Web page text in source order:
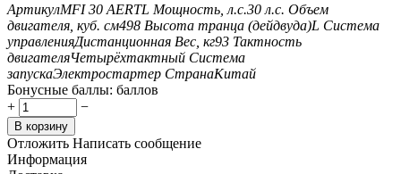
АртикулMFI 30 AERTL Мощность, л.с.30 л.с. Объем
двигателя, куб. см498 Высота транца (дейдвуда)L Система
управленияДистанционная Вес, кг93 Тактность
двигателяЧетырёхтактный Система
запускаЭлектростартер СтранаКитай
Бонусные баллы: баллов
+
−
В корзину
Отложить Написать сообщение
Информация